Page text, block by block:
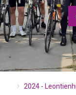
2024 -